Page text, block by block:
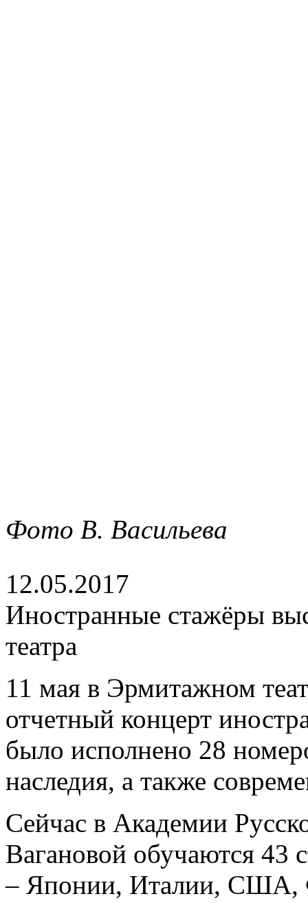
Фото В. Васильева
12.05.2017
Иностранные стажёры
театра
11 мая в Эрмитажном
отчетный концерт
было исполнено 28
наследия, а также
Сейчас в Академии
Вагановой обучаются 43
– Японии, Италии, США,